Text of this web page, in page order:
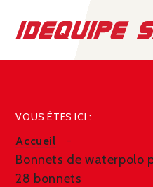
VOUS ÊTES ICI :
Accueil
Bonnets de waterpolo
28 bonnets